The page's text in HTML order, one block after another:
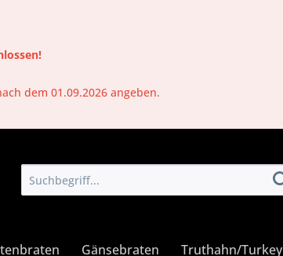
dem 01.09.2026 angeben.
Gänsebraten Truthahn/Turkey